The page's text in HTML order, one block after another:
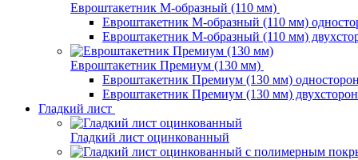
Евроштакетник М-образный (110 мм)
Евроштакетник М-образный (110 мм)
Евроштакетник М-образный (110 мм)
Евроштакетник Премиум (130 мм)
Евроштакетник Премиум (130 мм)
Евроштакетник Премиум (130 мм)
Гладкий лист
Гладкий лист оцинкованный